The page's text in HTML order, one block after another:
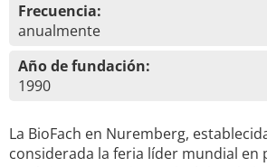
Frecuencia:
anualmente
Año de fundación:
1990
La BioFach en Nuremberg,
considerada la feria líder mundial en